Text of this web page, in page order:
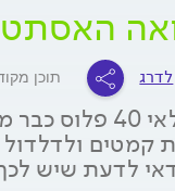
לדרג תוכן
כיום, גברים
קמטים
לדעת שיש